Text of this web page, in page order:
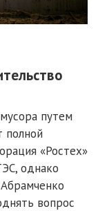
путем
полной
«Ростех»
однако
вопрос